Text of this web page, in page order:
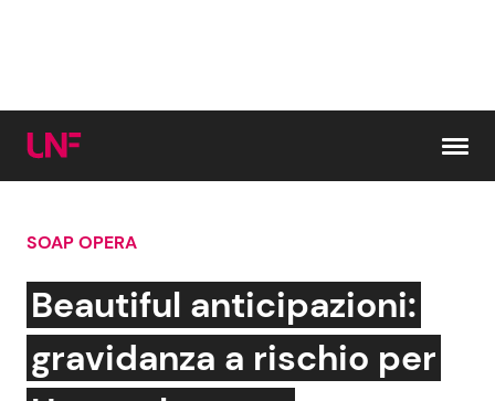
Cerca:
News e Cronaca
Attualità Italiana
Gossip e TV
Bellezze VIP
SOAP OPERA
Beautiful anticipazioni:
gravidanza a rischio per